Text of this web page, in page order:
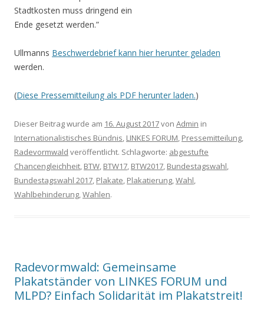
Stadtkosten muss dringend ein
Ende gesetzt werden.”
Ullmanns Beschwerdebrief kann hier herunter geladen
werden.
(Diese Pressemitteilung als PDF herunter laden.)
Dieser Beitrag wurde am 16. August 2017von Admin in
Internationalistisches Bündnis, LINKES FORUM, Pressemitteilung,
Radevormwald veröffentlicht. Schlagworte: abgestufte
Chancengleichheit, BTW, BTW17, BTW2017, Bundestagswahl,
Bundestagswahl 2017, Plakate, Plakatierung,Wahl,
Wahlbehinderung,Wahlen.
Radevormwald: Gemeinsame
Plakatständer von LINKES FORUM und
MLPD? Einfach Solidarität im Plakatstreit!